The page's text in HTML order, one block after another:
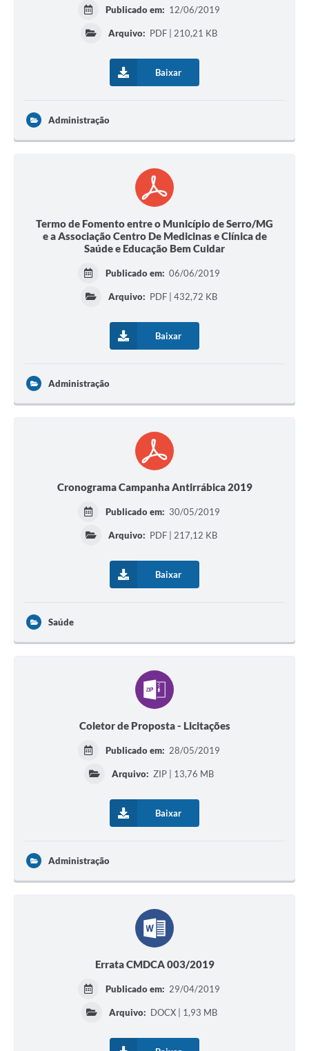
Ouvidoria Municipal
Radar da Transparência Pública
Listagem de Contribuintes Inscritos na Dívida Ativa do
Município
Publicado em: 12/06/2019
Arquivo: PDF | 210,21 KB
Baixar
Administração
Termo de Fomento entre o Município de Serro/MG
e a Associação Centro De Medicinas e Clínica de
Saúde e Educação Bem Cuidar
Publicado em: 06/06/2019
Arquivo: PDF | 432,72 KB
Baixar
Administração
Cronograma Campanha Antirrábica 2019
Publicado em: 30/05/2019
Arquivo: PDF | 217,12 KB
Baixar
Saúde
Coletor de Proposta - Licitações
Publicado em: 28/05/2019
Arquivo: ZIP | 13,76 MB
Baixar
Administração
Errata CMDCA 003/2019
Publicado em: 29/04/2019
Arquivo: DOCX | 1,93 MB